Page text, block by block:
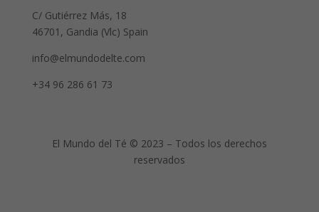
C/ Gutiérrez Más, 18
46701, Gandia (Vlc) Spain
info@elmundodelte.com
+34 96 286 61 73
El Mundo del Té © 2023 – Todos los derechos
reservados